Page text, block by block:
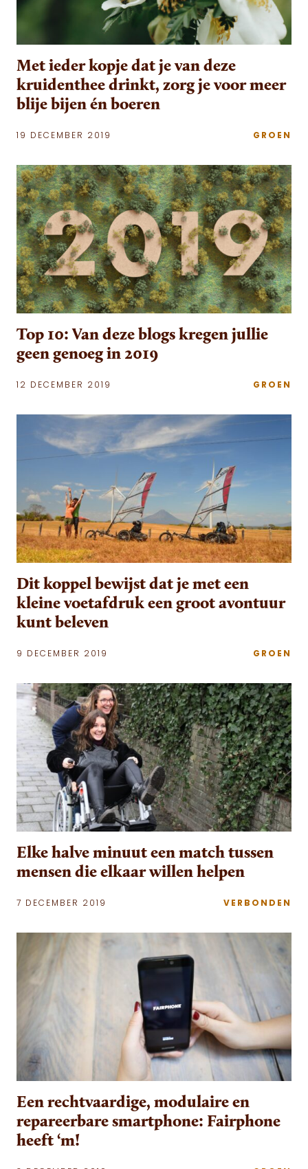
Met ieder kopje dat je van deze
kruidenthee drinkt, zorg je voor meer
blije bijen én boeren
19 DECEMBER 2019 GROEN
Top 10: Van deze blogs kregen jullie
geen genoeg in 2019
12 DECEMBER 2019 GROEN
Dit koppel bewijst dat je met een
kleine voetafdruk een groot avontuur
kunt beleven
9 DECEMBER 2019 GROEN
Elke halve minuut een match tussen
mensen die elkaar willen helpen
7 DECEMBER 2019 VERBONDEN
Een rechtvaardige, modulaire en
repareerbare smartphone: Fairphone
heeft ‘m!